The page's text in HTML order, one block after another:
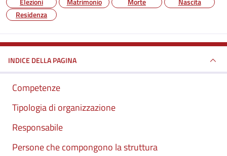
Residenza
INDICE DELLA PAGINA
Competenze
Tipologia di organizzazione
Responsabile
Persone che compongono la struttura